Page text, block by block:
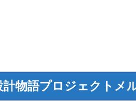
計物語プロジェクトメ